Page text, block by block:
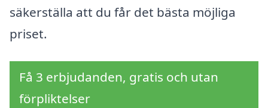
säkerställa att du får det bästa möjliga
priset.
Få 3 erbjudanden, gratis och utan
förpliktelser